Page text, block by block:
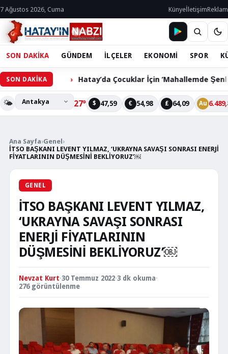
7 Ağustos 2026, Cuma KünyeİletişimReklam
SON DAKİKA GÜNDEM İLÇELER EKONOMİ SPOR
SON DAKİKA
Hatay’da Çocuklar İçin ‘Mahallemde Şenlik Var’ Etkinliği
🌤️ 27° $ 47,59 € 54,98 £ 64,09 Au
Ana Sayfa›Genel ›
İTSO BAŞKANI LEVENT YILMAZ, ‘UKRAYNA SAVAŞI SONRASI ENERJİ
FİYATLARININ DÜŞMESİNİ BEKLİYORUZ’￼
GENEL
İTSO BAŞKANI LEVENT YILMAZ,
‘UKRAYNA SAVAŞI SONRASI
ENERJİ FİYATLARININ
DÜŞMESİNİ BEKLİYORUZ’￼
Nevzat Kurt·30 Temmuz 2022·3 dk okuma·
276 görüntülenme